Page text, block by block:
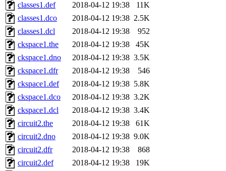
classes1.def
2018-04-12 19:38
11K
classes1.dco
2018-04-12 19:38 2.5K
classes1.dcl
2018-04-12 19:38
952
ckspace1.the
2018-04-12 19:38
45K
ckspace1.dno
2018-04-12 19:38 3.5K
ckspace1.dfr
2018-04-12 19:38
546
ckspace1.def
2018-04-12 19:38 5.8K
ckspace1.dco
2018-04-12 19:38 3.2K
ckspace1.dcl
2018-04-12 19:38 3.4K
circuit2.the
2018-04-12 19:38
61K
circuit2.dno
2018-04-12 19:38 9.0K
circuit2.dfr
2018-04-12 19:38
868
circuit2.def
2018-04-12 19:38
19K